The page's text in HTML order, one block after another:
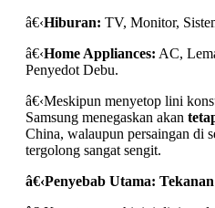
â€‹Hiburan: TV, Monitor,
â€‹Home Appliances: AC,
Penyedot Debu.
â€‹Meskipun menyetop lini
Samsung menegaskan akan
China, walaupun persaingan di
tergolong sangat sengit.
â€‹Penyebab Utama: